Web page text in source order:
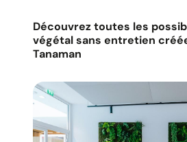
Découvrez toutes les
végétal sans entretien
Tanaman